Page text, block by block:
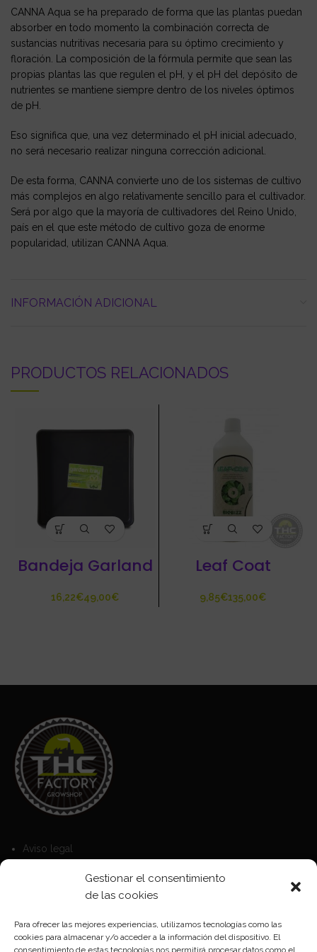
Gestionar el consentimiento
de las cookies
Para ofrecer las mejores experiencias, utilizamos tecnologías como las
cookies para almacenar y/o acceder a la información del dispositivo. El
consentimiento de estas tecnologías nos permitirá procesar datos como el
CANNA Aqua se ha preparado de forma que las plantas puedan
absorber en todo momento la combinación correcta de
sustancias nutritivas necesaria para su óptimo crecimiento y
floración. La composición de la fórmula permite que sean las
propias plantas las que regulen el pH, y el pH del depósito de
nutrientes se mantiene siempre dentro de los niveles óptimos
de pH.
Eso significa que, una vez determinado el pH inicial adecuado,
no será necesario realizar ninguna corrección adicional.
De esta forma, CANNA convierte uno de los sistemas de cultivo
más complejos en algo relativamente sencillo para el cultivador.
Será por algo que la mayoría de cultivadores del Reino Unido,
país en el que este método de cultivo goza de enorme
popularidad, utilizan CANNA Aqua.
INFORMACIÓN ADICIONAL
PRODUCTOS RELACIONADOS
Bandeja Garland
€ €
Leaf Coat
€ €
Aviso legal
Política de privacidad
Formas de pago